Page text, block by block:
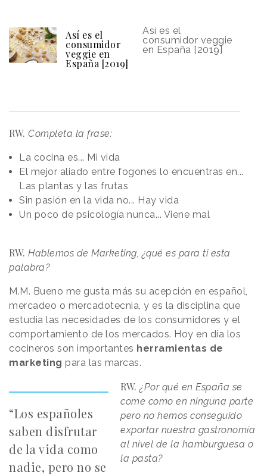
Así es el
consumidor
veggie en
España [2019]
Así es el
consumidor veggie
en España [2019]
RW. Completa la frase:
La cocina es... Mi vida
El mejor aliado entre fogones lo encuentras en...
Las plantas y las frutas
Sin pasión en la vida no... Hay vida
Un poco de psicología nunca... Viene mal
RW. Hablemos de Marketing, ¿qué es para ti esta
palabra?
M.M. Bueno me gusta más su acepción en español,
mercadeo o mercadotecnia, y es la disciplina que
estudia las necesidades de los consumidores y el
comportamiento de los mercados. Hoy en día los
cocineros son importantes herramientas de
marketing para las marcas.
“Los españoles
saben disfrutar
de la vida como
nadie, pero no se
RW.¿Por qué en España se
come como en ninguna parte
pero no hemos conseguido
exportar nuestra gastronomía
al nivel de la hamburguesa o
la pasta?